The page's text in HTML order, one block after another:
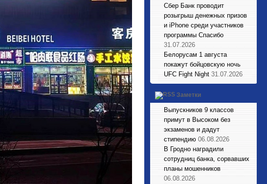
Сбер Банк проводит
розыгрыш денежных призов
и iPhone среди участников
программы Спасибо
31.07.2026
Белорусам 1 августа
покажут бойцовскую ночь
UFC Fight Night 31.07.2026
Заметки
Выпускников 9 классов
примут в Высоком без
экзаменов и дадут
стипендию 06.08.2026
В Гродно наградили
сотрудниц банка, сорвавших
планы мошенников
06.08.2026